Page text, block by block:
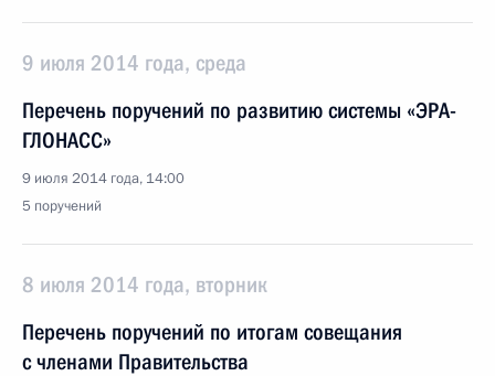
9 июля 2014 года, среда
Перечень поручений по развитию системы «ЭРА-
ГЛОНАСС»
9 июля 2014 года, 14:00
5 поручений
8 июля 2014 года, вторник
Перечень поручений по итогам совещания
с членами Правительства